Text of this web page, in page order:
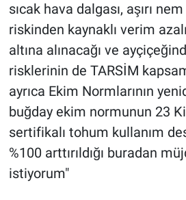
sıcak hava dalgası, aşırı nem
riskinden kaynaklı verim
altına alınacağı ve
risklerinin de TARSİM
ayrıca Ekim Normlarının
buğday ekim normunun 23
sertifikalı tohum kullanım
%100 arttırıldığı buradan
istiyorum"